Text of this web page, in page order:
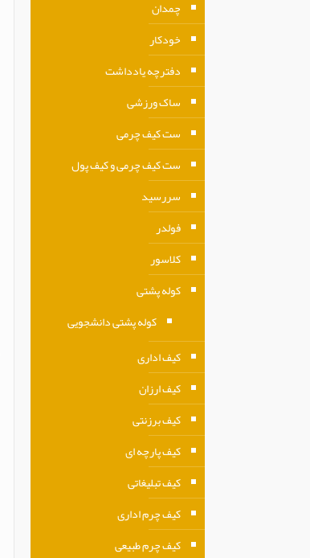
چمدان
خودکار
دفترچه یادداشت
ساک ورزشی
ست کیف چرمی
ست کیف چرمی و کیف پول
سررسید
فولدر
کلاسور
کوله پشتی
کوله پشتی دانشجویی
کیف اداری
کیف ارزان
کیف برزنتی
کیف پارچه ای
کیف تبلیغاتی
کیف چرم اداری
کیف چرم طبیعی